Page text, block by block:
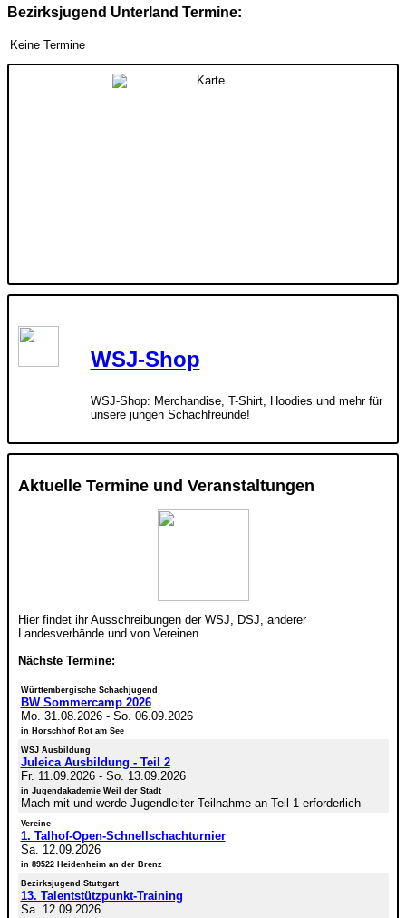
Bezirksjugend Unterland Termine:
Keine Termine
WSJ-Shop
WSJ-Shop: Merchandise, T-Shirt, Hoodies und mehr für
unsere jungen Schachfreunde!
Aktuelle Termine und Veranstaltungen
Hier findet ihr Ausschreibungen der WSJ, DSJ, anderer
Landesverbände und von Vereinen.
Nächste Termine:
Württembergische Schachjugend
BW Sommercamp 2026
Mo. 31.08.2026- So. 06.09.2026
in Horschhof Rot am See
WSJ Ausbildung
Juleica Ausbildung - Teil 2
Fr. 11.09.2026- So. 13.09.2026
in Jugendakademie Weil der Stadt
Mach mit und werde Jugendleiter Teilnahme an Teil 1 erforderlich
Vereine
1. Talhof-Open-Schnellschachturnier
Sa. 12.09.2026
in 89522 Heidenheim an der Brenz
Bezirksjugend Stuttgart
13. Talentstützpunkt-Training
Sa. 12.09.2026